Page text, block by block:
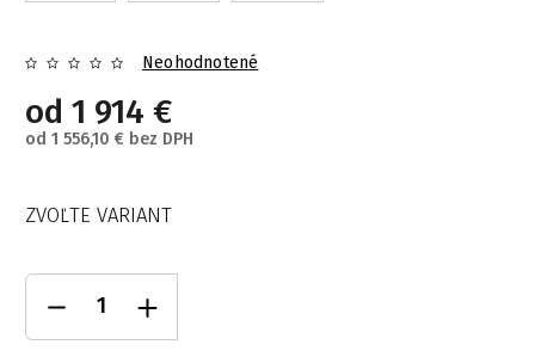
Neohodnotené
od 1 914 €
od 1 556,10 € bez DPH
ZVOĽTE VARIANT